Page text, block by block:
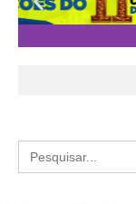
Search
for: